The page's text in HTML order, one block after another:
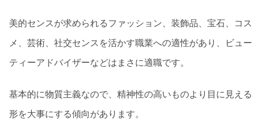
美的センスが求められるファッション、装飾品、宝石、コス
メ、芸術、社交センスを活かす職業への適性があり、ビュー
ティーアドバイザーなどはまさに適職です。
基本的に物質主義なので、精神性の高いものより目に見える
形を大事にする傾向があります。